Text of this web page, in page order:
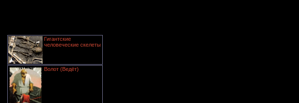
Гигантские
человеческие скелеты
Волот (Ведёт)